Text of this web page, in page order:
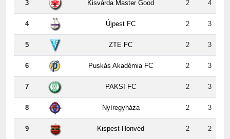
4 Újpest FC 2 3
5 ZTE FC 2 3
6 Puskás Akadémia FC 2 3
7 PAKSI FC 2 3
8 Nyíregyháza 2 3
9 Kispest-Honvéd 2 2
10 Vasas 2 2